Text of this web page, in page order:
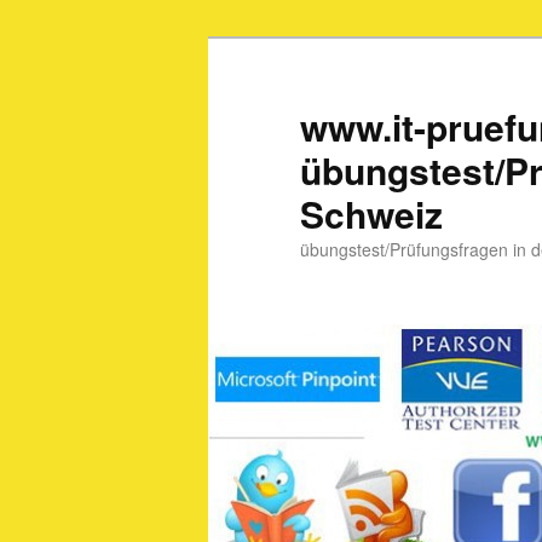
www.it-
übungstest/
Schweiz
übungstest/Prüfungsfragen in